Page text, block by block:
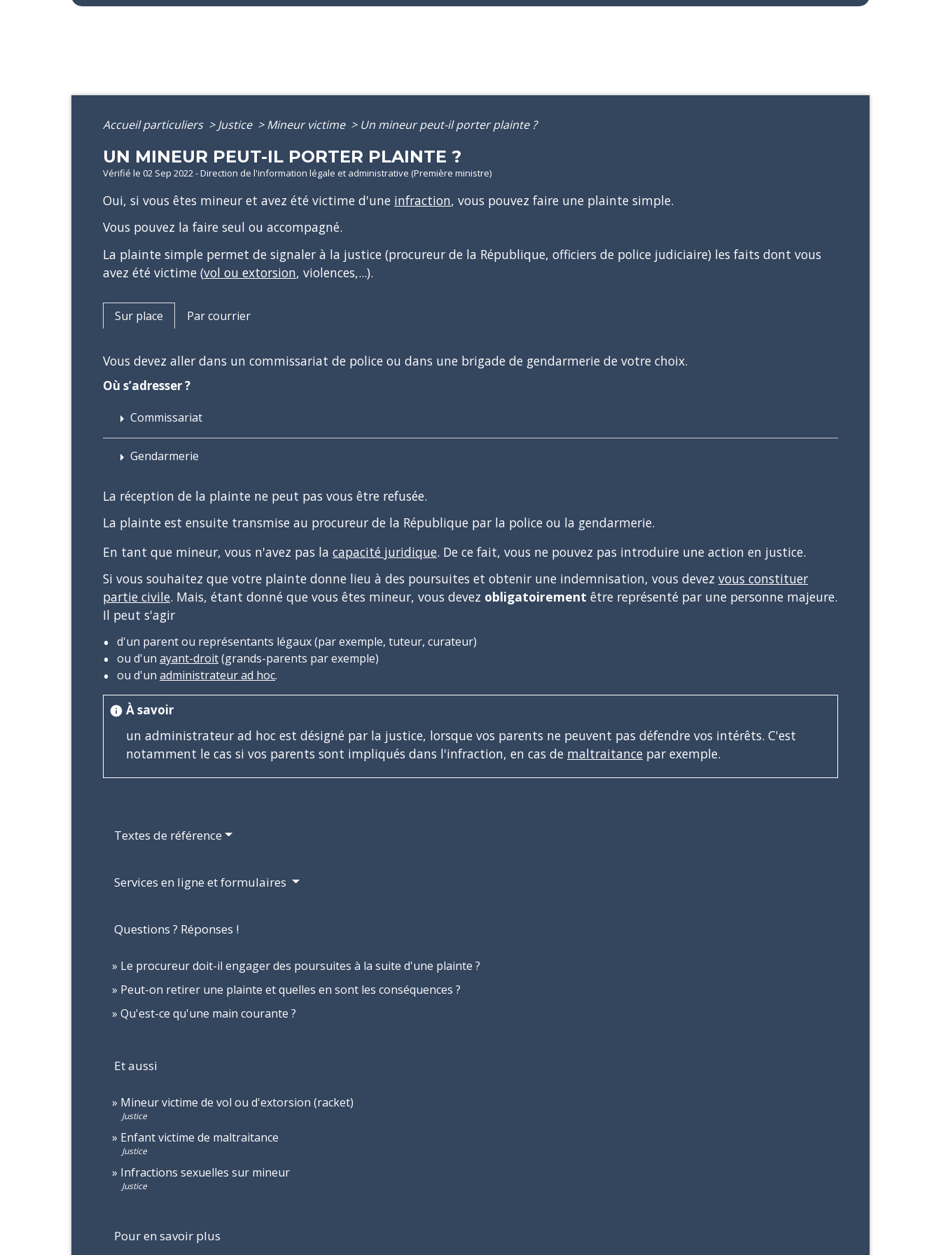
Accueil particuliers > Justice > Mineur victime > Un mineur peut-il porter plainte ?
UN MINEUR PEUT-IL PORTER PLAINTE ?
Vérifié le 02 Sep 2022 - Direction de l'information légale et administrative (Première ministre)
Oui, si vous êtes mineur et avez été victime d'une infraction, vous pouvez faire une plainte simple.
Vous pouvez la faire seul ou accompagné.
La plainte simple permet de signaler à la justice (procureur de la République, officiers de police judiciaire) les faits dont vous
avez été victime (vol ou extorsion, violences,...).
Sur place Par courrier
Vous devez aller dans un commissariat de police ou dans une brigade de gendarmerie de votre choix.
Où s’adresser ?
arrow_right Commissariat
arrow_right Gendarmerie
La réception de la plainte ne peut pas vous être refusée.
La plainte est ensuite transmise au procureur de la République par la police ou la gendarmerie.
En tant que mineur, vous n'avez pas la capacité juridique. De ce fait, vous ne pouvez pas introduire une action en justice.
Si vous souhaitez que votre plainte donne lieu à des poursuites et obtenir une indemnisation, vous devez vous constituer
partie civile. Mais, étant donné que vous êtes mineur, vous devez obligatoirement être représenté par une personne majeure.
Il peut s'agir
d'un parent ou représentants légaux (par exemple, tuteur, curateur)
ou d'un ayant-droit(grands-parents par exemple)
ou d'un administrateur ad hoc.
info À savoir
un administrateur ad hoc est désigné par la justice, lorsque vos parents ne peuvent pas défendre vos intérêts. C'est
notamment le cas si vos parents sont impliqués dans l'infraction, en cas de maltraitance par exemple.
Textes de référence
Services en ligne et formulaires
Questions ? Réponses !
Le procureur doit-il engager des poursuites à la suite d'une plainte ?
Peut-on retirer une plainte et quelles en sont les conséquences ?
Qu'est-ce qu'une main courante ?
Et aussi
Mineur victime de vol ou d'extorsion (racket)
Justice
Enfant victime de maltraitance
Justice
Infractions sexuelles sur mineur
Justice
Pour en savoir plus